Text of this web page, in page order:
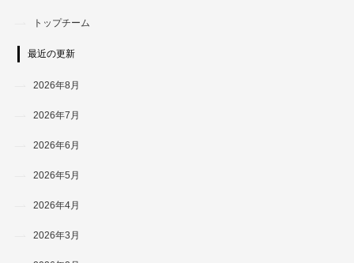
トップチーム
最近の更新
2026年8月
2026年7月
2026年6月
2026年5月
2026年4月
2026年3月